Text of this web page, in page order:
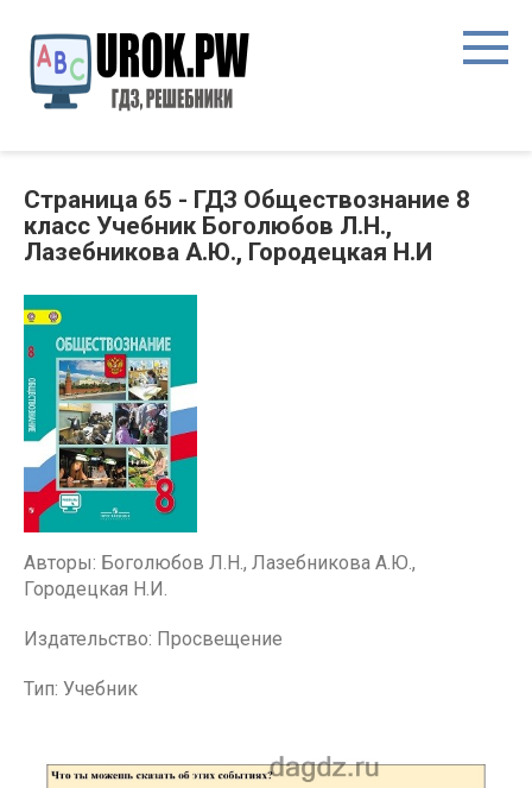
Страница 65 - ГДЗ Обществознание 8
класс Учебник Боголюбов Л.Н.,
Лазебникова А.Ю., Городецкая Н.И
Авторы: Боголюбов Л.Н., Лазебникова А.Ю.,
Городецкая Н.И.
Издательство: Просвещение
Тип: Учебник